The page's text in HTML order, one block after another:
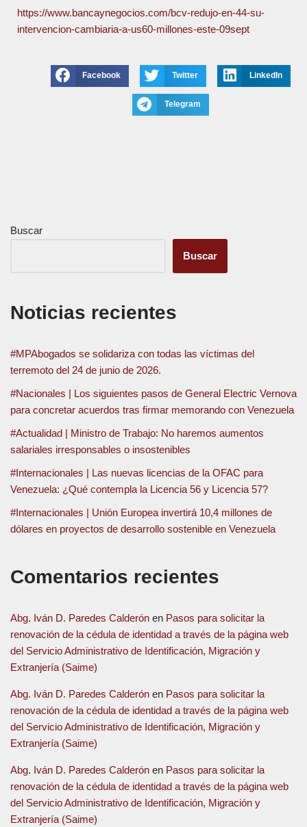
https://www.bancaynegocios.com/bcv-redujo-en-44-su-
intervencion-cambiaria-a-us60-millones-este-09sept
Facebook Twitter LinkedIn
Telegram
Buscar
Buscar
Noticias recientes
#MPAbogados se solidariza con todas las víctimas del
terremoto del 24 de junio de 2026.
#Nacionales | Los siguientes pasos de General Electric Vernova
para concretar acuerdos tras firmar memorando con Venezuela
#Actualidad | Ministro de Trabajo: No haremos aumentos
salariales irresponsables o insostenibles
#Internacionales | Las nuevas licencias de la OFAC para
Venezuela: ¿Qué contempla la Licencia 56 y Licencia 57?
#Internacionales | Unión Europea invertirá 10,4 millones de
dólares en proyectos de desarrollo sostenible en Venezuela
Comentarios recientes
Abg. Iván D. Paredes Calderón en Pasos para solicitar la
renovación de la cédula de identidad a través de la página web
del Servicio Administrativo de Identificación, Migración y
Extranjería (Saime)
Abg. Iván D. Paredes Calderón en Pasos para solicitar la
renovación de la cédula de identidad a través de la página web
del Servicio Administrativo de Identificación, Migración y
Extranjería (Saime)
Abg. Iván D. Paredes Calderón en Pasos para solicitar la
renovación de la cédula de identidad a través de la página web
del Servicio Administrativo de Identificación, Migración y
Extranjería (Saime)